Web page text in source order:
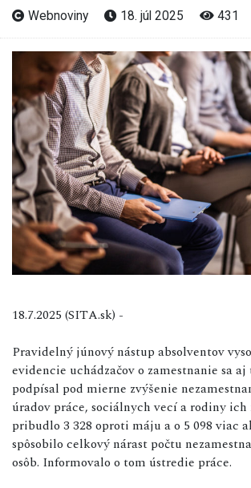
Webnoviny 18. júl 2025 431
18.7.2025 (SITA.sk) -
Pravidelný júnový nástup absolventov
evidencie uchádzačov o zamestnanie sa
podpísal pod mierne zvýšenie
úradov práce, sociálnych vecí a rodiny
pribudlo 3 328 oproti máju a o 5 098 viac
spôsobilo celkový nárast počtu
osôb. Informovalo o tom ústredie práce.